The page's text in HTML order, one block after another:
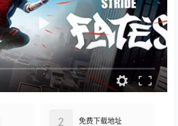
免费下载地址
2